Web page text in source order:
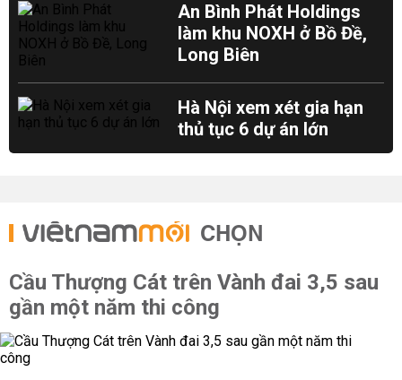
An Bình Phát Holdings
làm khu NOXH ở Bồ Đề,
Long Biên
Hà Nội xem xét gia hạn
thủ tục 6 dự án lớn
CHỌN
Cầu Thượng Cát trên Vành đai 3,5 sau
gần một năm thi công